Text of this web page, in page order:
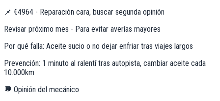
📌 €4964 - Reparación cara, buscar segunda opinión
Revisar próximo mes - Para evitar averías mayores
Por qué falla: Aceite sucio o no dejar enfriar tras viajes largos
Prevención: 1 minuto al ralentí tras autopista, cambiar aceite cada
10.000km
💬 Opinión del mecánico